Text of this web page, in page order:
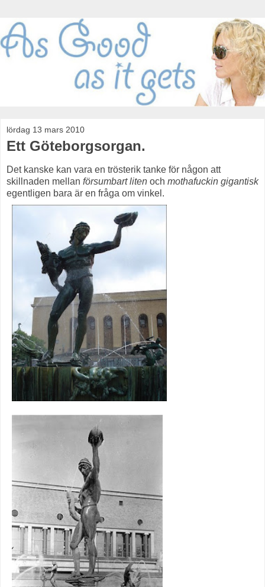
lördag 13 mars 2010
Ett Göteborgsorgan.
Det kanske kan vara en trösterik tanke för någon att
skillnaden mellan försumbart liten och mothafuckin gigantisk
egentligen bara är en fråga om vinkel.